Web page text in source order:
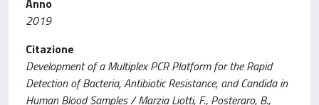
Anno
2019
Citazione
Development of a Multiplex PCR Platform for the Rapid
Detection of Bacteria, Antibiotic Resistance, and Candida in
Human Blood Samples / Marzia Liotti, F., Posteraro, B.,